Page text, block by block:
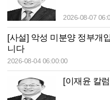
2026-08-07
[사설] 악성 미분양 정부개
니다
2026-08-04 06:00:00
[이재윤 칼